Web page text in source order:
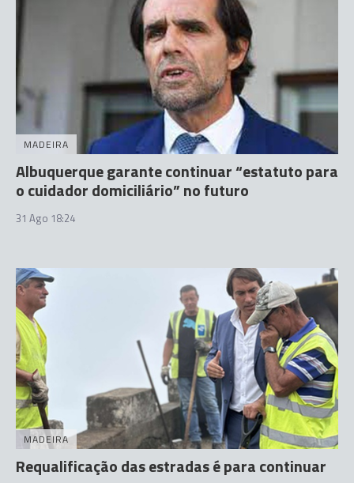
MADEIRA
Albuquerque garante continuar “estatuto para
o cuidador domiciliário” no futuro
31 Ago 18:24
MADEIRA
Requalificação das estradas é para continuar